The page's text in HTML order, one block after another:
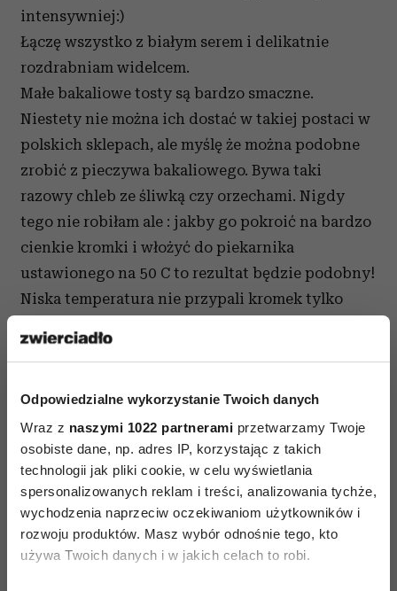
Odpowiedzialne wykorzystanie Twoich danych
Wraz z naszymi 1022 partnerami przetwarzamy Twoje
osobiste dane, np. adres IP, korzystając z takich
technologii jak pliki cookie, w celu wyświetlania
spersonalizowanych reklam i treści, analizowania tychże,
wychodzenia naprzeciw oczekiwaniom użytkowników i
rozwoju produktów. Masz wybór odnośnie tego, kto
używa Twoich danych i w jakich celach to robi.
intensywniej:)
Łączę wszystko z białym serem i delikatnie
rozdrabniam widelcem.
Małe bakaliowe tosty są bardzo smaczne.
Niestety nie można ich dostać w takiej postaci w
polskich sklepach, ale myślę że można podobne
zrobić z pieczywa bakaliowego. Bywa taki
razowy chleb ze śliwką czy orzechami. Nigdy
tego nie robiłam ale : jakby go pokroić na bardzo
cienkie kromki i włożyć do piekarnika
ustawionego na 50 C to rezultat będzie podobny!
Niska temperatura nie przypali kromek tylko
Parzę świeżą kawę i podgrzewam mleko, które za
moment porządnie spienię. Smaruję tosty
płatkami dzikiej róży, które mają bardzo dużo
witaminy C. Śniadanie gotowe.Życzenie Alicji w
końcu się spełniło. Nie raz nie dwa dopytywała
mnie: "co z moją kanapką?"
Zobacz także:róże do policzków